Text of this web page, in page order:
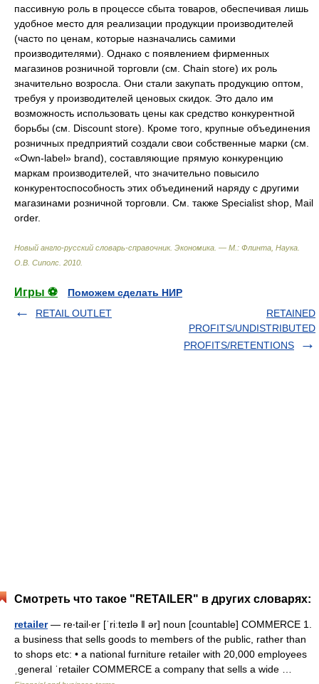
пассивную роль в процессе сбыта товаров, обеспечивая лишь
удобное место для реализации продукции производителей
(часто по ценам, которые назначались самими
производителями). Однако с появлением фирменных
магазинов розничной торговли (см. Chain store) их роль
значительно возросла. Они стали закупать продукцию оптом,
требуя у производителей ценовых скидок. Это дало им
возможность использовать цены как средство конкурентной
борьбы (см. Discount store). Кроме того, крупные объединения
розничных предприятий создали свои собственные марки (см.
«Own-label» brand), составляющие прямую конкуренцию
маркам производителей, что значительно повысило
конкурентоспособность этих объединений наряду с другими
магазинами розничной торговли. См. также Specialist shop, Mail
order.
Новый англо-русский словарь-справочник. Экономика. — М.: Флинта, Наукa
О.В. Сиполс 2010
Игры ⚽
Поможем сделать НИР
RETAIL OUTLET
RETAINED
PROFITS/UNDISTRIBUTED
PROFITS/RETENTIONS
Смотреть что такое "RETAILER" в других словарях:
retailer— re‧tail‧er [ˈriːteɪlə ǁ ər] noun [countable] COMMERCE 1.
a business that sells goods to members of the public, rather than
to shops etc: • a national furniture retailer with 20,000 employees
ˌgeneral ˈretailer COMMERCE a company that sells a wide …